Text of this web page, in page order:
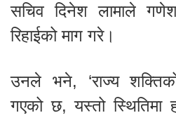
सचिव दिनेश लामाले गणेश
रिहाईको माग गरे।
उनले भने, ‘राज्य
गएको छ, यस्तो स्थितिमा